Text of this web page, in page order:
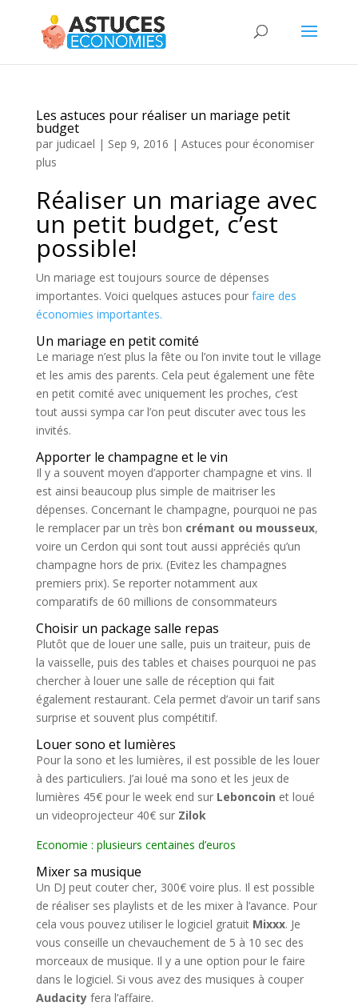
Les astuces pour réaliser un mariage petit
budget
par judicael | Sep 9, 2016 | Astuces pour économiser
plus
Réaliser un mariage avec
un petit budget, c’est
possible!
Un mariage est toujours source de dépenses
importantes. Voici quelques astuces pour faire des
économies importantes.
Un mariage en petit comité
Le mariage n’est plus la fête ou l’on invite tout le village
et les amis des parents. Cela peut également une fête
en petit comité avec uniquement les proches, c’est
tout aussi sympa car l’on peut discuter avec tous les
invités.
Apporter le champagne et le vin
Il y a souvent moyen d’apporter champagne et vins. Il
est ainsi beaucoup plus simple de maitriser les
dépenses. Concernant le champagne, pourquoi ne pas
le remplacer par un très bon crémant ou mousseux,
voire un Cerdon qui sont tout aussi appréciés qu’un
champagne hors de prix. (Evitez les champagnes
premiers prix). Se reporter notamment aux
comparatifs de 60 millions de consommateurs
Choisir un package salle repas
Plutôt que de louer une salle, puis un traiteur, puis de
la vaisselle, puis des tables et chaises pourquoi ne pas
chercher à louer une salle de réception qui fait
également restaurant. Cela permet d’avoir un tarif sans
surprise et souvent plus compétitif.
Louer sono et lumières
Pour la sono et les lumières, il est possible de les louer
à des particuliers. J’ai loué ma sono et les jeux de
lumières 45€ pour le week end sur Leboncoin et loué
un videoprojecteur 40€ sur Zilok
Economie : plusieurs centaines d’euros
Mixer sa musique
Un DJ peut couter cher, 300€ voire plus. Il est possible
de réaliser ses playlists et de les mixer à l’avance. Pour
cela vous pouvez utiliser le logiciel gratuit Mixxx. Je
vous conseille un chevauchement de 5 à 10 sec des
morceaux de musique. Il y a une option pour le faire
dans le logiciel. Si vous avez des musiques à couper
Audacityfera l’affaire.